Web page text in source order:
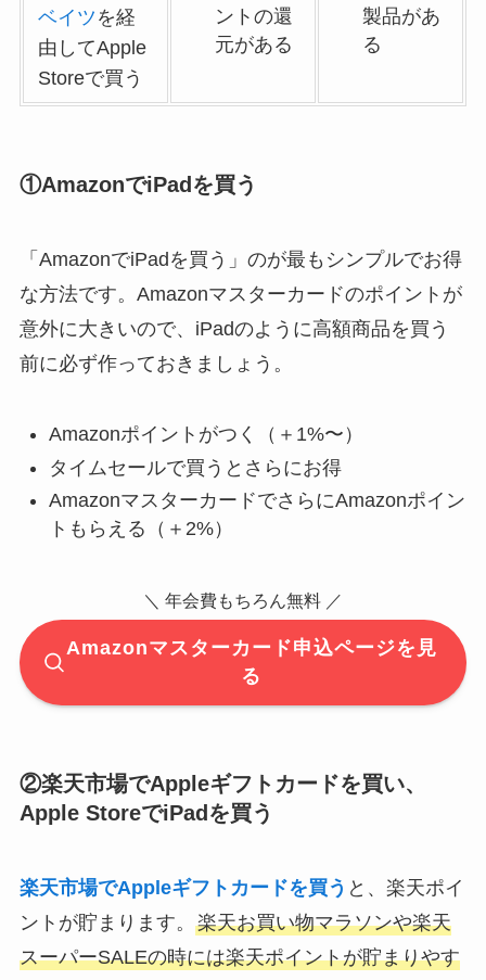
ベイツ を経
由してApple
Storeで買う
ントの還
元がある
製品があ
る
①AmazonでiPadを買う
「AmazonでiPadを買う」のが最もシンプルでお得
な方法です。Amazonマスターカードのポイントが
意外に大きいので、iPadのように高額商品を買う
前に必ず作っておきましょう。
Amazonポイントがつく（＋1%〜）
タイムセールで買うとさらにお得
AmazonマスターカードでさらにAmazonポイン
トもらえる（＋2%）
＼ 年会費もちろん無料 ／
Amazonマスターカード申込ページを見
る
②楽天市場でAppleギフトカードを買い、
Apple StoreでiPadを買う
楽天市場でAppleギフトカードを買う と、楽天ポイ
ントが貯まります。 楽天お買い物マラソンや楽天
スーパーSALEの時には楽天ポイントが貯まりやす